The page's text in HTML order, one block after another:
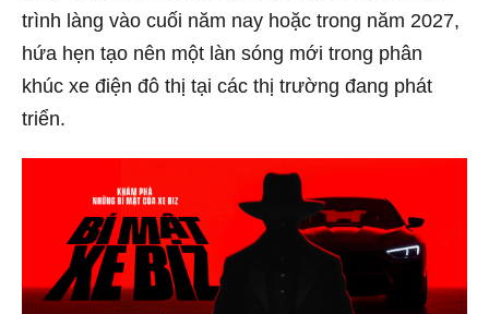
trình làng vào cuối năm nay hoặc trong năm 2027,
hứa hẹn tạo nên một làn sóng mới trong phân
khúc xe điện đô thị tại các thị trường đang phát
triển.